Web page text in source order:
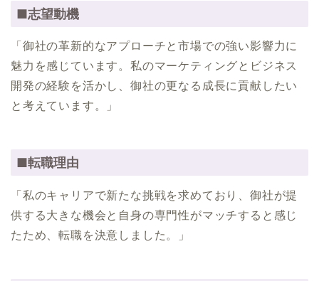
■志望動機
「御社の革新的なアプローチと市場での強い影響力に
魅力を感じています。私のマーケティングとビジネス
開発の経験を活かし、御社の更なる成長に貢献したい
と考えています。」
■転職理由
「私のキャリアで新たな挑戦を求めており、御社が提
供する大きな機会と自身の専門性がマッチすると感じ
たため、転職を決意しました。」